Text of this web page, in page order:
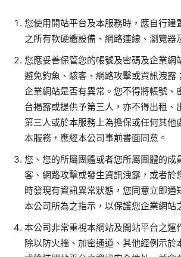
您使用開站平台及本服務時，應自行建
之所有軟硬體設備、網路連線、瀏覽器
您應妥善保管您的帳號及密碼及企業網
避免釣魚、駭客、網路攻擊或資訊洩露
企業網站是否有異常。您不得將帳號、
台揭露或提供予第三人，亦不得出租、
第三人或於本服務上為擔保或任何其他
本服務，應經本公司事前書面同意。
您、您的所屬團體或者您所屬團體的成
客、網路攻擊或發生資訊洩露，或者於
時發現有資訊異常狀態，您同意立即通
本公司所為之指示，以保護您企業網站
本公司非常重視本網站及開站平台之運
除以防火牆、加密通道、其他經例示於